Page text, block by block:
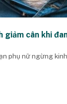
giảm cân khi
phụ nữ ngừng